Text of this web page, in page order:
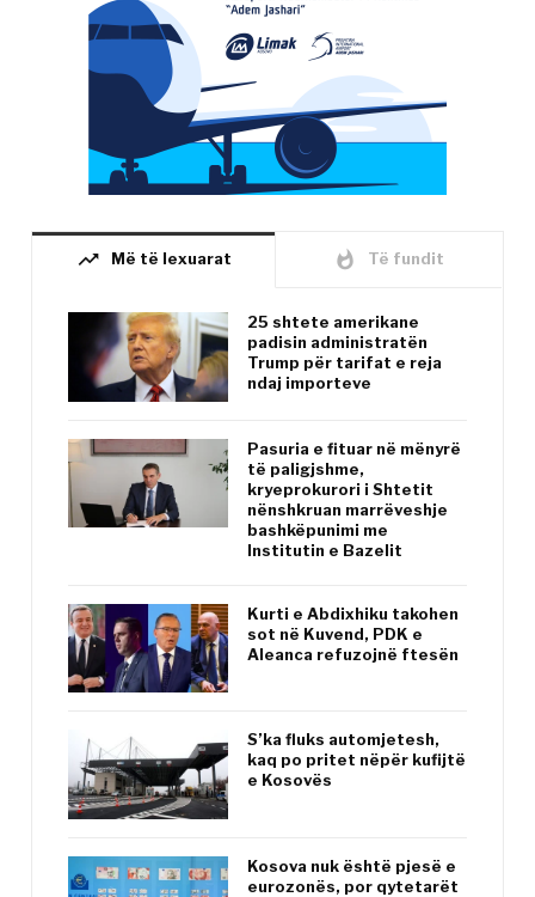
trending_up Më të lexuarat whatshot Të fundit
25 shtete amerikane
padisin administratën
Trump për tarifat e reja
ndaj importeve
Pasuria e fituar në mënyrë
të paligjshme,
kryeprokurori i Shtetit
nënshkruan marrëveshje
bashkëpunimi me
Institutin e Bazelit
Kurti e Abdixhiku takohen
sot në Kuvend, PDK e
Aleanca refuzojnë ftesën
S’ka fluks automjetesh,
kaq po pritet nëpër kufijtë
e Kosovës
Kosova nuk është pjesë e
eurozonës, por qytetarët